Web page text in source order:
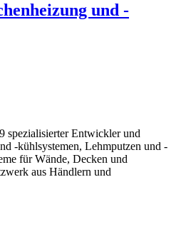
und -
spezialisierter Entwickler und
-kühlsystemen, Lehmputzen und -
für Wände, Decken und
aus Händlern und